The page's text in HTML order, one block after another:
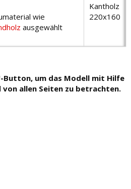
wie
ausgewählt
Kantholz
220х160
Button, um das Modell mit Hilfe
von allen Seiten zu betrachten.